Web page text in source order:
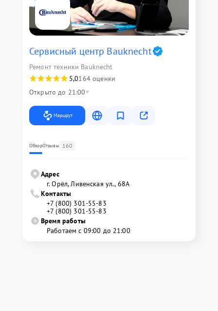
Сервисный центр Bauknecht
Ремонт техники Bauknecht
5,0164 оценки
Открыто до 21:00
Маршрут
ОбзорОтзывы 160
Адрес
г. Орёл, Ливенская ул., 68А
Контакты
+7 (800) 301-55-83
+7 (800) 301-55-83
Время работы
Работаем с 09:00 до 21:00